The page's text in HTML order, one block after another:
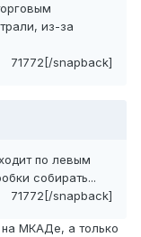
из-за
71772[/snapback]
по левым
собирать...
71772[/snapback]
на МКАДе, а только